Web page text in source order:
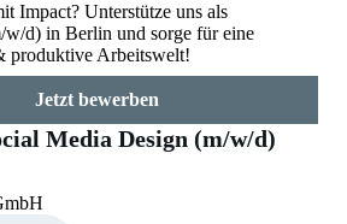
Impact? Unterstütze uns als
w/d) in Berlin und sorge für eine
produktive Arbeitswelt!
Jetzt bewerben
Media Design (m/w/d)